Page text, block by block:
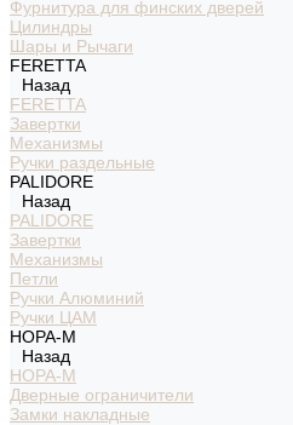
Фурнитура для финских дверей
Цилиндры
Шары и Рычаги
FERETTA
Назад
FERETTA
Завертки
Механизмы
Ручки раздельные
PALIDORE
Назад
PALIDORE
Завертки
Механизмы
Петли
Ручки Алюминий
Ручки ЦАМ
НОРА-М
Назад
НОРА-М
Дверные ограничители
Замки накладные